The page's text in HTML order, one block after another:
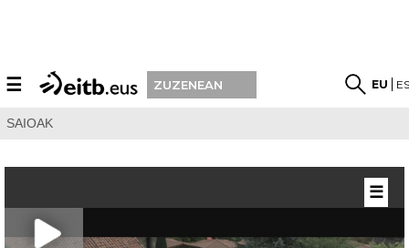
☰ ZUZENEAN EU
SAIOAK
☰